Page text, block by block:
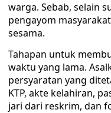
warga. Sebab, selain
pengayom
sesama.
Tahapan untuk
waktu yang lama.
persyaratan yang
KTP, akte kelahiran,
jari dari reskrim, dan